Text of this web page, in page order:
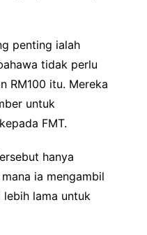
penting ialah
tidak perlu
RM100 itu. Mereka
untuk
FMT.
hanya
ia mengambil
lama untuk